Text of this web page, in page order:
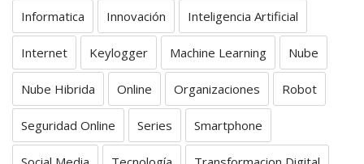
Informatica Innovación Inteligencia Artificial
Internet Keylogger Machine Learning Nube
Nube Hibrida Online Organizaciones Robot
Seguridad Online Series Smartphone